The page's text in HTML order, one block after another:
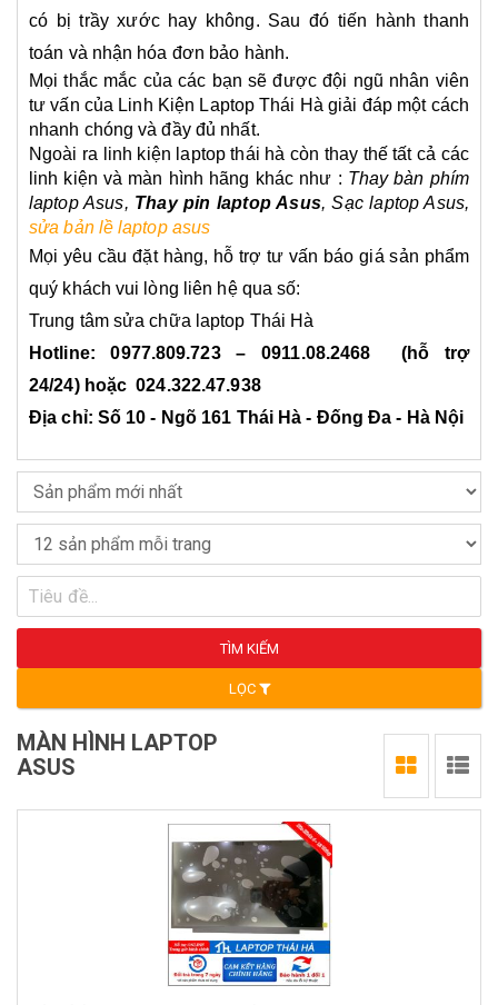
có bị trầy xước hay không. Sau đó tiến hành thanh
toán và nhận hóa đơn bảo hành.
Mọi thắc mắc của các bạn sẽ được đội ngũ nhân viên
tư vấn của Linh Kiện Laptop Thái Hà giải đáp một cách
nhanh chóng và đầy đủ nhất.
Ngoài ra linh kiện laptop thái hà còn thay thế tất cả các
linh kiện và màn hình hãng khác như : Thay bàn phím
laptop Asus, Thay pin laptop Asus, Sạc laptop Asus,
sửa bản lề laptop asus
Mọi yêu cầu đặt hàng, hỗ trợ tư vấn báo giá sản phẩm
quý khách vui lòng liên hệ qua số:
Trung tâm sửa chữa laptop Thái Hà
Hotline: 0977.809.723 – 0911.08.2468 (hỗ trợ
24/24) hoặc 024.322.47.938
Địa chỉ: Số 10 - Ngõ 161 Thái Hà - Đống Đa - Hà Nội
TÌM KIẾM
LỌC
MÀN HÌNH LAPTOP
ASUS